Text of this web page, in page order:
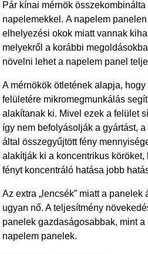
Pár kínai mérnök
napelemekkel. A napelem
elhelyezési okok miatt vannak
melyekről a korábbi
növelni lehet a napelem panel
A mérnökök ötletének alapja,
felületére mikromegmunkálás
alakítanak ki. Mivel ezek a felület
így nem befolyásolják a gyártást,
által összegyűjtött fény
alakítják ki a koncentrikus
fényt koncentráló hatása jobb
Az extra „lencsék” miatt a panelek
ugyan nő. A teljesítmény
panelek gazdaságosabbak, mint a
napelem panelek.